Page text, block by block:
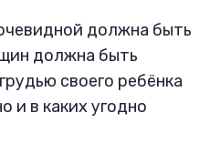
должна быть
должна быть
своего ребёнка
и в каких угодно